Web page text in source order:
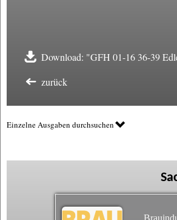
Download: "GFH 01-16 36-39
zurück
Einzelne Ausgaben durchsuchen